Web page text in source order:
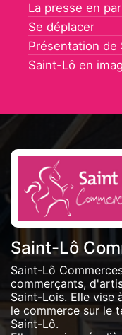
La presse en
Se déplacer
Présentation de
Saint-Lô en
Saint-Lô
Saint-Lô
commerçants,
Saint-Lois. Elle vise
le commerce sur le
Saint-Lô.